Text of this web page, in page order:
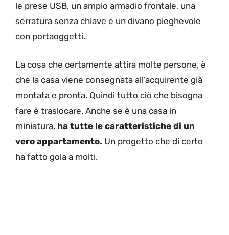
le prese USB, un ampio armadio frontale, una
serratura senza chiave e un divano pieghevole
con portaoggetti.
La cosa che certamente attira molte persone, è
che la casa viene consegnata all’acquirente già
montata e pronta. Quindi tutto ciò che bisogna
fare è traslocare. Anche se è una casa in
miniatura, ha tutte le caratteristiche di un
vero appartamento. Un progetto che di certo
ha fatto gola a molti.